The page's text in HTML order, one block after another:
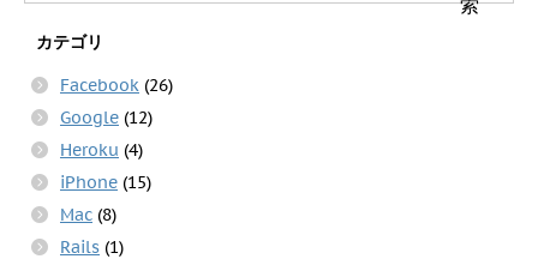
カテゴリ
Facebook (26)
Google (12)
Heroku (4)
iPhone (15)
Mac (8)
Rails (1)